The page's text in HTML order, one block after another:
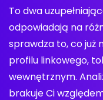
To dwa
odpowiadają na
sprawdza to, co już
profilu linkowego,
wewnętrznym.
brakuje Ci